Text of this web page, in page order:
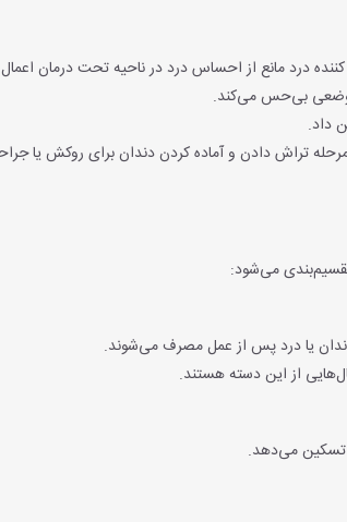
مانع از احساس درد در ناحیه تحت درمان
موضعی بی‌حس می‌کند.
داد.
تراش دادن و آماده کردن دندان برای روکش یا
می‌شود:
یا درد پس از عمل مصرف می‌شوند.
از این دسته هستند.
تسکین می‌دهد.